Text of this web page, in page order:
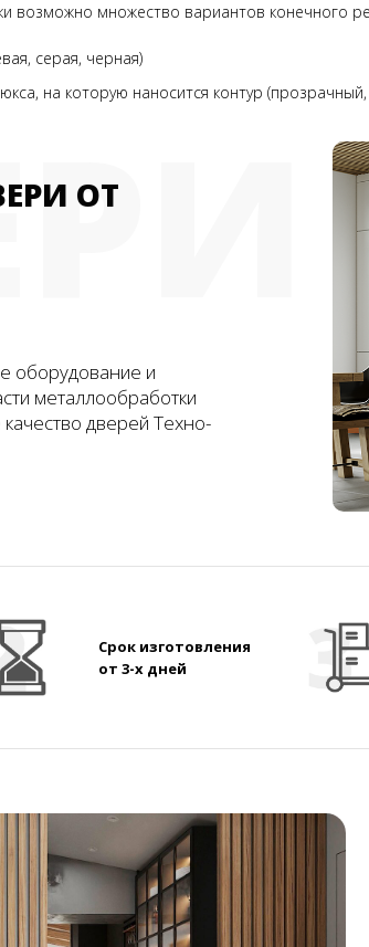
возможно множество вариантов конечного
серая, черная)
на которую наносится контур
ОТ
оборудование и
металлообработки
дверей Техно-
Срок изготовления
от 3-х дней